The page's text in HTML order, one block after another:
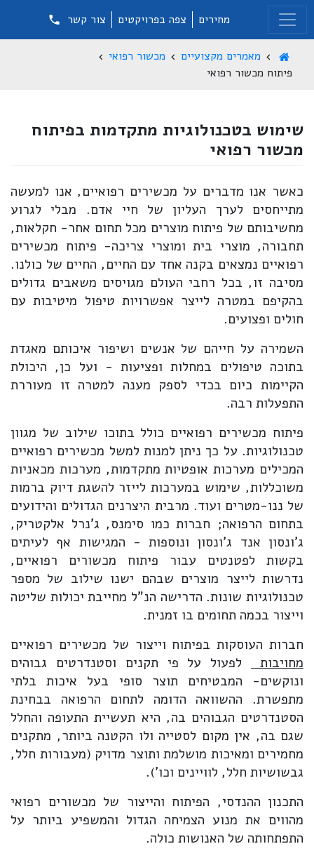
מחירים צפה בפרויקטים צור קשר
מאמרים מקצועיים
מכשור רפואי
פיתוח מכשור רפואי
שימוש בטכנולוגיות מתקדמות בפיתוח
מכשור רפואי
כאשר אנו מדברים על מכשירים רפואיים, אנו למעשה
מתייחסים לערך העליון של חיי אדם. מבלי לגרוע
מחשיבותם של פיתוח מוצרים מכל תחום אחר- חקלאות,
תחבורה, מוצרי בית ומוצרי צריכה- פיתוח מכשירים
רפואיים נמצאים בקנה אחד עם החיים, החיים של כולנו.
מסיבה זו, בכל רחבי העולם מגויסים משאבים גדולים
בהקיפם במטרה לייצר אפשרויות טיפול מיטיבות עם
חולים ופצועים.
השמירה על חייהם של אנשים ושיפור איכותם מאגדת
בתוכה טיפולים במחלות ופציעות - ועל כן, היכולת
הקיימות כיום בכדי לספק מענה למטרה זו מעוררת
התפעלות רבה.
פיתוח מכשירים רפואיים כולל בתוכו שילוב של מגוון
טכנולוגיות. על כך ניתן למנות למשל מכשירים רפואיים
המכילים מערכות אופטיות מתקדמות, מערכות מכאניות
משוכללות, שימוש במערכות לייזר להשגת דיוק ברמות
של ננו-מטרים ועוד. מרבית היצרנים הגדולים והידועים
בתחום הרפואה; חברות כמו סימנס, ג'נרל אלקטריק,
ג'ונסון אנד ג'ונסון ונוספות - המגישות אף לעיתים
בקשות לפטנטים עבור פיתוח מכשורים רפואיים,
נדרשות לייצר מוצרים שבהם ישנו שילוב של מספר
טכנולוגיות שונות. הדרישה הנ"ל מחייבת יכולות שליטה
וייצור בכמה תחומים בו זמנית.
חברות העוסקות בפיתוח וייצור של מכשירים רפואיים
מחויבות
לפעול על פי תקנים וסטנדרטים גבוהים
ונוקשים- המבטיחים תוצר סופי בעל איכות בלתי
מתפשרת. ההשוואה הדומה לתחום הרפואה בבחינת
הסטנדרטים הגבוהים בה, היא תעשיית התעופה והחלל
שגם בה, אין מקום לסטייה ולו הקטנה ביותר, מתקנים
מחמירים ומאיכות מושלמת ותוצר מדויק (מעבורות חלל,
גבשושיות חלל, לוויינים וכו').
התכנון ההנדסי, הפיתוח והייצור של מכשורים רפואי
מהווים את מנוע הצמיחה הגדול והמשפיע ביותר על
התפתחותה של האנושות כולה.